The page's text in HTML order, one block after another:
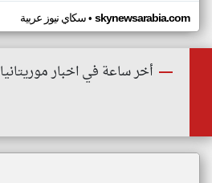
سكاي نيوز عربية• skynewsarabia.com
أخر ساعة في اخبار موريتانيا